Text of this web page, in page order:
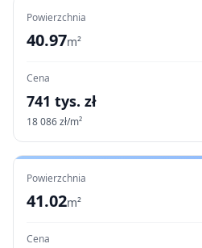
Powierzchnia
40.97m²
Cena
741 tys. zł
18 086zł/m²
Powierzchnia
41.02m²
Cena